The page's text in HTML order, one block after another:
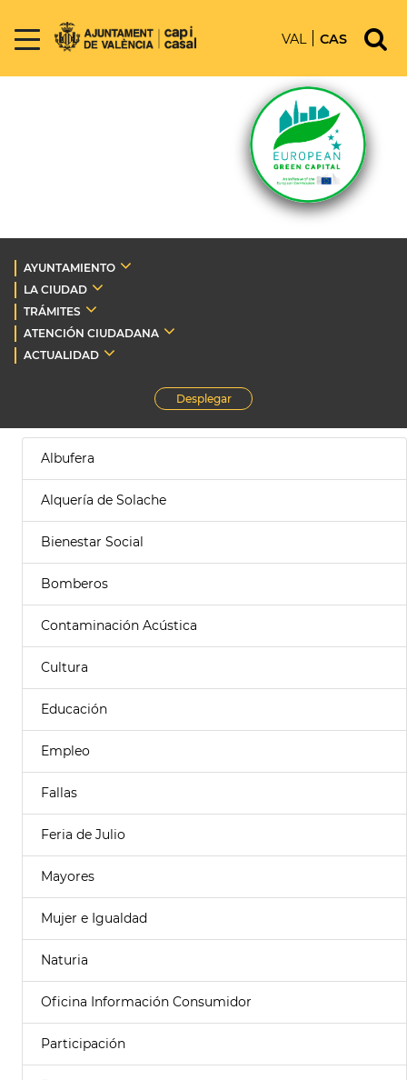
VAL CAS
AYUNTAMIENTO
LA CIUDAD
TRÁMITES
ATENCIÓN CIUDADANA
ACTUALIDAD
Desplegar
Albufera
Alquería de Solache
Bienestar Social
Bomberos
Contaminación Acústica
Cultura
Educación
Empleo
Fallas
Feria de Julio
Mayores
Mujer e Igualdad
Naturia
Oficina Información Consumidor
Participación